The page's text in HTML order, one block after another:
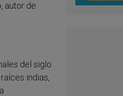
autor de
del siglo
indias,